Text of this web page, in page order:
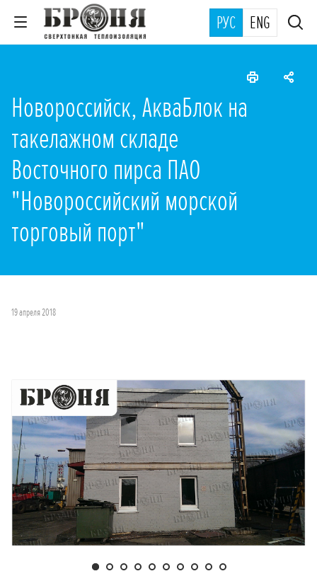
РУС ENG
Новороссийск, АкваБлок на
такелажном складе
Восточного пирса ПАО
"Новороссийский морской
торговый порт"
19 апреля 2018